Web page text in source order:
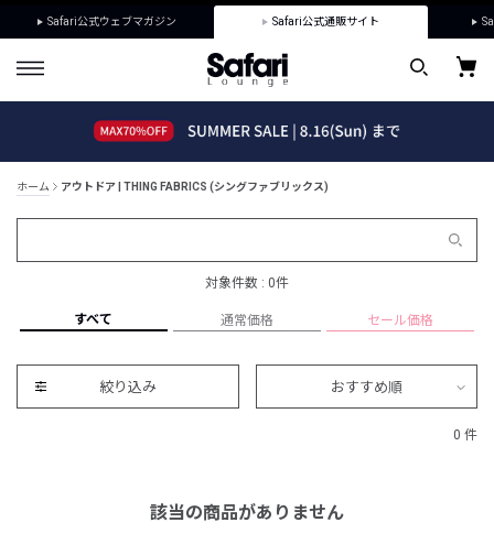
Safari公式ウェブマガジン Safari公式通販サイト
ホーム アウトドア | THING FABRICS (シングファブリックス)
対象件数 : 0件
すべて 通常価格 セール価格
絞り込み おすすめ順
0 件
該当の商品がありません